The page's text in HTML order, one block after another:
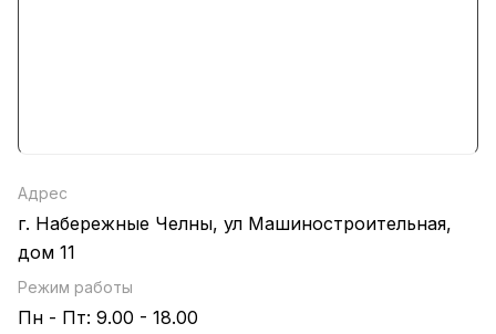
Адрес
г. Набережные Челны, ул Машиностроительная,
дом 11
Режим работы
Пн - Пт: 9.00 - 18.00